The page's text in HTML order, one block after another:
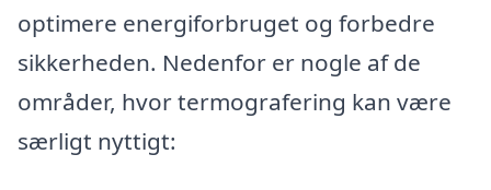
optimere energiforbruget og forbedre
sikkerheden. Nedenfor er nogle af de
områder, hvor termografering kan være
særligt nyttigt: